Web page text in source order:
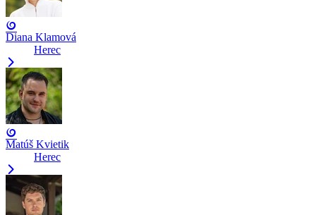
Diana Klamová
Herec
Matúš Kvietik
Herec